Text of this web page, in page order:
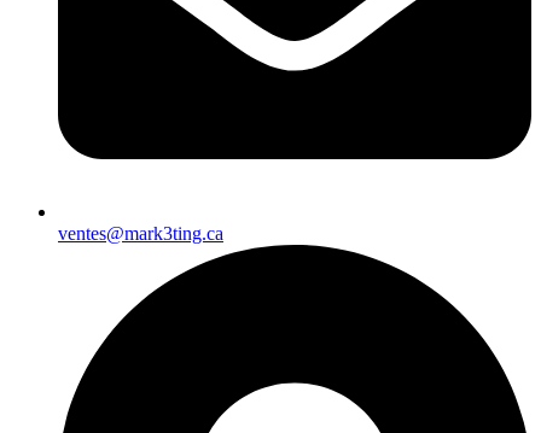
ventes@mark3ting.ca